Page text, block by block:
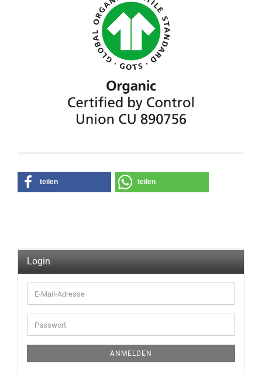
teilen teilen
Login
E-
Mail-
Adresse
Passwort
ANMELDEN